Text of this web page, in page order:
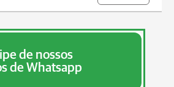
de nossos
de Whatsapp